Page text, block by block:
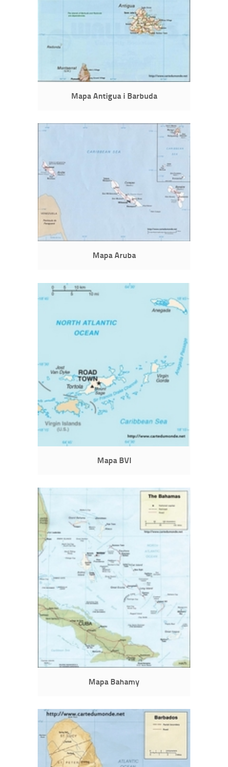
Mapa Antigua i Barbuda
Mapa Aruba
Mapa BVI
Mapa Bahamy